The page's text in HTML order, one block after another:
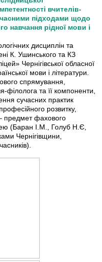
вчителів-
підходами щодо
навчання рідної мови і
дисциплін та
К. Ушинського та КЗ
Чернігівської обласної
мови і літератури.
спрямування,
філолога та її компоненти,
сучасних практик
розвитку,
предмет фахового
(Баран І.М., Голуб Н.Є,
Чернігівщини,